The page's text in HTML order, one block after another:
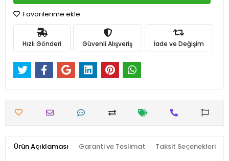
Favorilerime ekle
Hızlı Gönderi Güvenli Alışveriş İade ve Değişim
Ürün Açıklaması Garanti ve Teslimat Taksit Seçenekleri